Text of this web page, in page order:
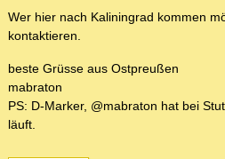
Wer hier nach Kaliningrad kommen
kontaktieren.
beste Grüsse aus Ostpreußen
mabraton
PS: D-Marker, @mabraton hat bei
läuft.